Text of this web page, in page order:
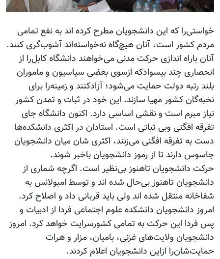
خواستی‌را که این دانشجویان مطرح کرده اند به نفع تمامی
مردم کشور است، آنان هیچ‌گاه نه‌خواسته‌اند آشوب‌گری کنند.
آنان باراه اندازی حرکت مدنی می‌خواهند دانشگاه کابل‌را از
انحصاری چند بیسوادکه ازسوی بعضی سیاسیون و ماموران
بلند رتبه دولت حمایت می‌شود؛ آزادکنند و زمینه‌را برای
نخبه‌گان کشور مهیا سازند. این خود در ثبات و تمدن کشور
نیاز مبرم است و نقشی اساسی دارد. اکنون دانشگاه جای
تفرقه افگنی وبی ثباتی است. استادان در اکثری دانشکده‌ها
دست به تفرقه افگنی می‌زنند، اکثری شان میان دانشجویان
جاسوس دارند تا از رموز دانشجویان باخبر شوند.
حرکت دانشجویان تاهنوز بی‌نظیر است. اگرچه شماری از
دانشجویان تاهنوز بی‌حال شده اند و توسط امبولانس به
شفاخانه منتقل شده اند ولی باید قربانی داد و اصلاح کرد.
امروز دانشجویان دانشکده علوم اجتماعی فردا از ادبیات و
پس فردا این حرکت به تمامی کشورسرایت خواهد کرد. امروز
دانشجویان ولایت‌های غزنی، بامیان، مزار و هرات
حمایت‌شان‌را ازاین دانشجویان اعلام کردند.